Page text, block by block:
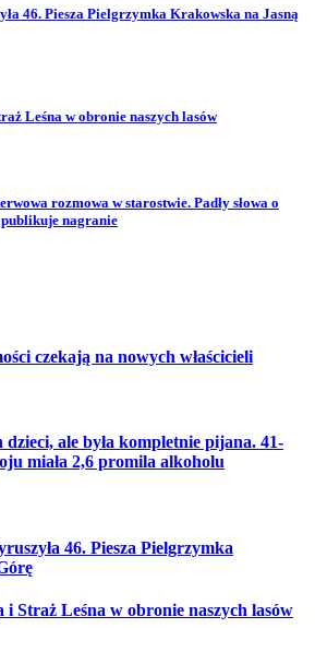
46. Piesza Pielgrzymka Krakowska na Jasną
Leśna w obronie naszych lasów
rozmowa w starostwie. Padły słowa o
publikuje nagranie
czekają na nowych właścicieli
ale była kompletnie pijana. 41-
miała 2,6 promila alkoholu
46. Piesza Pielgrzymka
Straż Leśna w obronie naszych lasów